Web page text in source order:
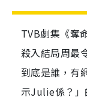
TVB劇集《奪
殺入結局周最
到底是誰，有
示Julie係？」